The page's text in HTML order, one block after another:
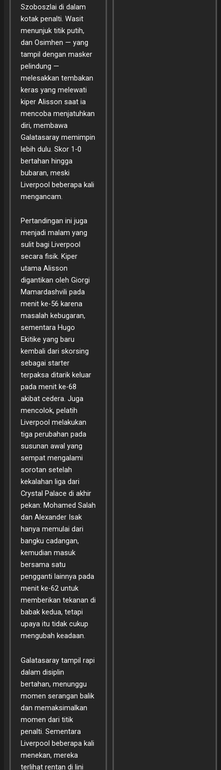
Szoboszlai di dalam
kotak penalti. Wasit
menunjuk titik putih,
dan Osimhen — yang
tampil dengan masker
pelindung —
melesakkan tembakan
keras yang melewati
kiper Alisson saat ia
mencoba menjatuhkan
diri, membawa
Galatasaray memimpin
lebih dulu. Skor 1-0
bertahan hingga
bubaran, meski
Liverpool beberapa kali
mengancam.
Pertandingan ini juga
menjadi malam yang
sulit bagi Liverpool
secara fisik. Kiper
utama Alisson
digantikan oleh Giorgi
Mamardashvili pada
menit ke-56 karena
masalah kebugaran,
sementara Hugo
Ekitike yang baru
kembali dari skorsing
sebagai starter
terpaksa ditarik keluar
pada menit ke-68
akibat cedera. Juga
mencolok, pelatih
Liverpool melakukan
tiga perubahan pada
susunan awal yang
sempat mengalami
sorotan setelah
kekalahan liga dari
Crystal Palace di akhir
pekan: Mohamed Salah
dan Alexander Isak
hanya memulai dari
bangku cadangan,
kemudian masuk
bersama satu
pengganti lainnya pada
menit ke-62 untuk
memberikan tekanan di
babak kedua, tetapi
upaya itu tidak cukup
mengubah keadaan.
Galatasaray tampil rapi
dalam disiplin
bertahan, menunggu
momen serangan balik
dan memaksimalkan
momen dari titik
penalti. Sementara
Liverpool beberapa kali
menekan, mereka
terlihat rentan di lini